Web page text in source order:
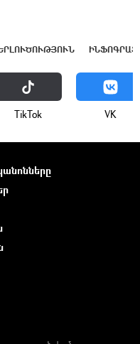
ТikТоk VK